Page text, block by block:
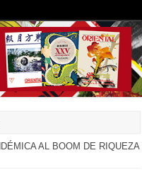
AL BOOM DE RIQUEZA